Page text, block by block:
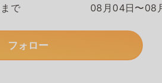
で 08月04日〜08
フォロー